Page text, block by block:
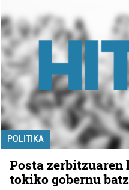
POLITIKA
Posta zerbitzuaren
tokiko gobernu